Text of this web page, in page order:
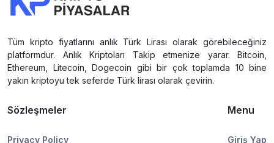
Tüm kripto fiyatlarını anlık Türk Lirası olarak görebileceğiniz
platformdur. Anlık Kriptoları Takip etmenize yarar. Bitcoin,
Ethereum, Litecoin, Dogecoin gibi bir çok toplamda 10 bine
yakın kriptoyu tek seferde Türk lirası olarak çevirin.
Sözleşmeler
Privacy Policy
Menu
Giriş Yap